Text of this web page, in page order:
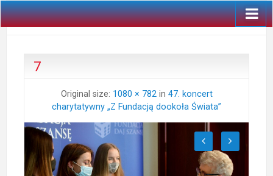
7
Original size: 1080 × 782in 47. koncert
charytatywny „Z Fundacją dookoła Świata”